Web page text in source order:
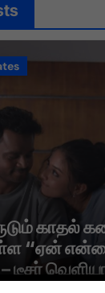
காதல்
“ஏன்
டீசர்